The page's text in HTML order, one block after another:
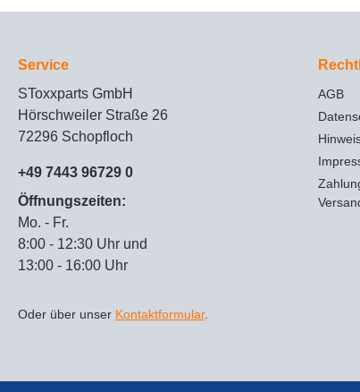
Service
SToxxparts GmbH
Hörschweiler Straße 26
72296 Schopfloch
+49 7443 96729 0
Öffnungszeiten:
Mo. - Fr.
8:00 - 12:30 Uhr und
13:00 - 16:00 Uhr
Oder über unser Kontaktformular.
AGB